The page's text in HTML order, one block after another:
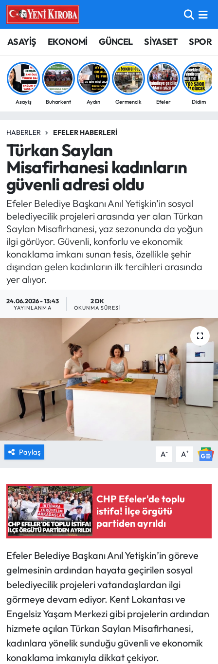
ASAYİŞ EKONOMİ GÜNCEL SİYASET SPOR
Asayiş Buharkent Aydın Germencik Efeler Didim
HABERLER EFELER HABERLERI
Türkan Saylan
Misafirhanesi kadınların
güvenli adresi oldu
Efeler Belediye Başkanı Anıl Yetişkin’in sosyal
belediyecilik projeleri arasında yer alan Türkan
Saylan Misafirhanesi, yaz sezonunda da yoğun
ilgi görüyor. Güvenli, konforlu ve ekonomik
konaklama imkanı sunan tesis, özellikle şehir
dışından gelen kadınların ilk tercihleri arasında
yer alıyor.
24.06.2026 - 13:43
YAYINLANMA
2 DK
OKUNMA SÜRESI
Paylaş A- A+
CHP Efeler'de toplu
istifa! İlçe örgütü
partiden ayrıldı
Efeler Belediye Başkanı Anıl Yetişkin’in göreve
gelmesinin ardından hayata geçirilen sosyal
belediyecilik projeleri vatandaşlardan ilgi
görmeye devam ediyor. Kent Lokantası ve
Engelsiz Yaşam Merkezi gibi projelerin ardından
hizmete açılan Türkan Saylan Misafirhanesi,
kadınlara yönelik sunduğu güvenli ve ekonomik
konaklama imkanıyla dikkat çekiyor.
ASAYİŞ
BİLİM-TEKNOLOJİ
ÇEVRE
EĞİTİM
EKONOMİ
GÜNCEL
GÜNDEM
MAGAZİN
SAĞLIK
SİYASET
SPOR
YAŞAM
RESMİ İLANLAR
HABER İLAN
Aydın Nöbetçi Eczaneler
Aydın Hava Durumu
Aydin Namaz Vakitleri
Süper Lig Puan Durumu ve Fikstür
Tüm Manşetler
Son Dakika Haberleri
Haber Arşivi